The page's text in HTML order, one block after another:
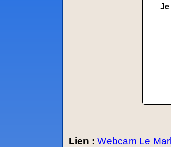
Je
Lien : Webcam Le